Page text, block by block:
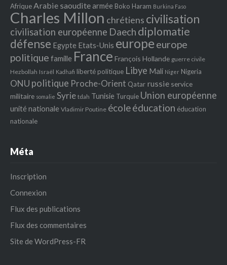
AfriqueArabie saoudite armée Boko Haram Burkina Faso
Charles Millon chrétiens civilisation
civilisation européenne Daech diplomatie
défense Egypte Etats‐Unis europeeurope
politique famille France François Hollande guerre civile
Hezbollah Israël Kadhafi liberté politique Libye Mali Niger Nigeria
ONU politique Proche-Orient Qatar russie service
militaire somalie Syrie tdah Tunisie Turquie Union européenne
unité nationale Vladimir Poutine écoleéducation éducation
nationale
Méta
Inscription
Connexion
Flux des publications
Flux des commentaires
Site de WordPress-FR